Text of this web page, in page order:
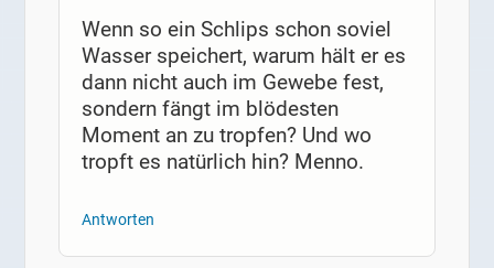
Wenn so ein Schlips schon soviel
Wasser speichert, warum hält er es
dann nicht auch im Gewebe fest,
sondern fängt im blödesten
Moment an zu tropfen? Und wo
tropft es natürlich hin? Menno.
Antworten